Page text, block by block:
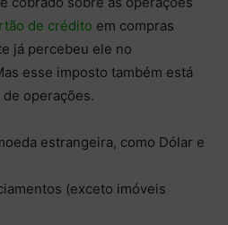
de crédito em compras
já percebeu ele no
esse imposto também está
operações.
estrangeira, como Dólar e
(exceto imóveis